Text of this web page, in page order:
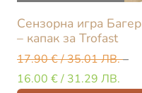
Сензорна игра Багер
– капак за Trofast
17.90€/ 35.01 ЛВ.–
16.00 €/ 31.29 ЛВ.